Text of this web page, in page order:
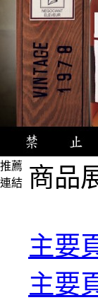
推薦
連結 商品
主要
主要